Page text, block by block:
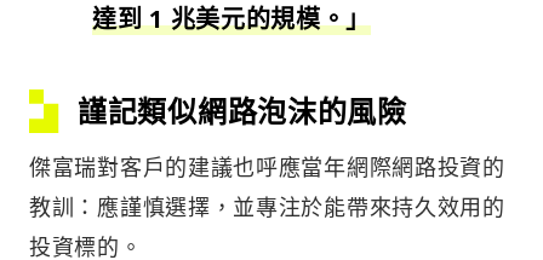
達到 1 兆美元的規模。」
謹記類似網路泡沫的風險
傑富瑞對客戶的建議也呼應當年網際網路投資的
教訓：應謹慎選擇，並專注於能帶來持久效用的
投資標的。